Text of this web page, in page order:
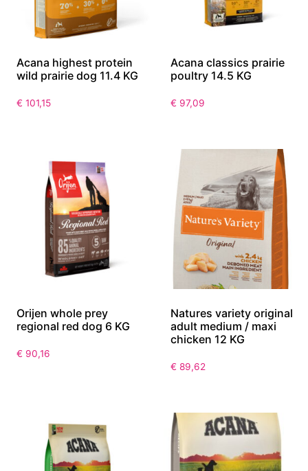
Acana highest protein
wild prairie dog 11.4 KG
€ 101,15
Acana classics prairie
poultry 14.5 KG
€ 97,09
Orijen whole prey
regional red dog 6 KG
€ 90,16
Natures variety original
adult medium / maxi
chicken 12 KG
€ 89,62